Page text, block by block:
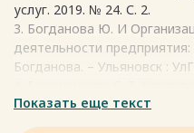
услуг. 2019. № 24. С. 2.
3. Богданова Ю. И
деятельности
Богданова. – Ульяновск :
Бороненкова. – М.: 2017. –
5. Васекина Е.Н., Гавриков,
Показать еще текст